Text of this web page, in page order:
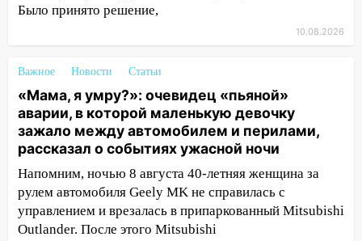
08:02 В Ульяновске во время
диспансеризации у 26-летнего парня
07:00
Прохладная ночь и ветреный
день: прогноз погоды в Ульяновске 10
августа
06:00 Как разрушительный ураган,
потопы и падающие деревья
парализовали Ульяновскую область: ЧП
за выходные
05:50 Пять украденных лошадей и
Было принято решение,
10.08.2026
Важное Новости Статьи
«Мама, я умру?»: очевидец «пьяной»
аварии, в которой маленькую девочку
зажало между автомобилем и перилами,
рассказал о событиях ужасной ночи
Напомним, ночью 8 августа 40-летняя женщина за
рулем автомобиля Geely MK не справилась с
управлением и врезалась в припаркованный Mitsubishi
Outlander. После этого Mitsubishi